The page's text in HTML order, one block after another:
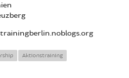
Aktionstraining